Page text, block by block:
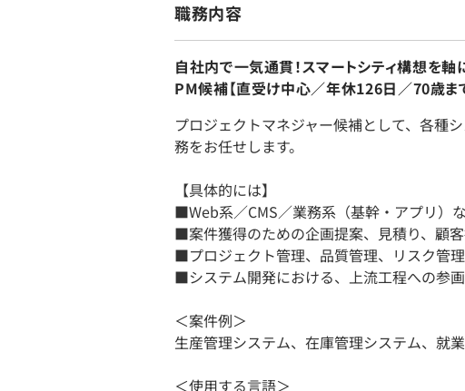
職務内容
自社内で一気通貫！スマートシティ構想を軸
PM候補【直受け中心／年休126日／70歳ま
プロジェクトマネジャー候補として、各種
務をお任せします。
【具体的には】
■Web系／CMS／業務系（基幹・アプリ）
■案件獲得のための企画提案、見積り、顧
■プロジェクト管理、品質管理、リスク管
■システム開発における、上流工程への参
＜案件例＞
生産管理システム、在庫管理システム、就
＜使用する言語＞